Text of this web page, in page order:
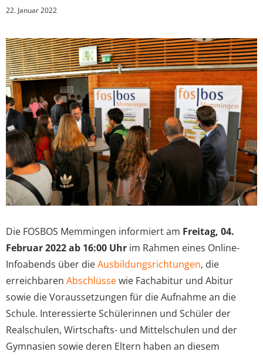
22. Januar 2022
View
Larger
Image
Die FOSBOS Memmingen informiert am Freitag, 04.
Februar 2022 ab 16:00 Uhrim Rahmen eines Online-
Infoabends über dieAusbildungsrichtungen, die
erreichbaren Abschlüssewie Fachabitur und Abitur
sowie die Voraussetzungen für die Aufnahme an die
Schule. Interessierte Schülerinnen und Schüler der
Realschulen, Wirtschafts- und Mittelschulen und der
Gymnasien sowie deren Eltern haben an diesem